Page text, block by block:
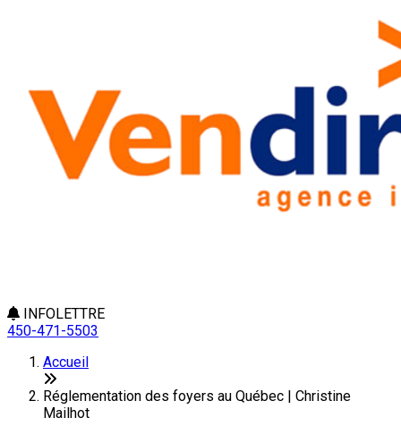
INFOLETTRE
450-471-5503
Accueil
Réglementation des foyers au Québec | Christine
Mailhot